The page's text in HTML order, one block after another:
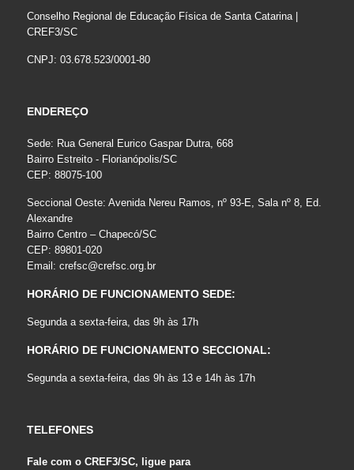
Conselho Regional de Educação Física de Santa Catarina |
CREF3/SC
CNPJ: 03.678.523/0001-80
ENDEREÇO
Sede: Rua General Eurico Gaspar Dutra, 668
Bairro Estreito - Florianópolis/SC
CEP: 88075-100
Seccional Oeste: Avenida Nereu Ramos, nº 93-E, Sala nº 8, Ed.
Alexandre
Bairro Centro – Chapecó/SC
CEP: 89801-020
Email: crefsc@crefsc.org.br
HORÁRIO DE FUNCIONAMENTO SEDE:
Segunda a sexta-feira, das 9h às 17h
HORÁRIO DE FUNCIONAMENTO SECCIONAL:
Segunda a sexta-feira, das 9h às 13 e 14h às 17h
TELEFONES
Fale com o CREF3/SC, ligue para